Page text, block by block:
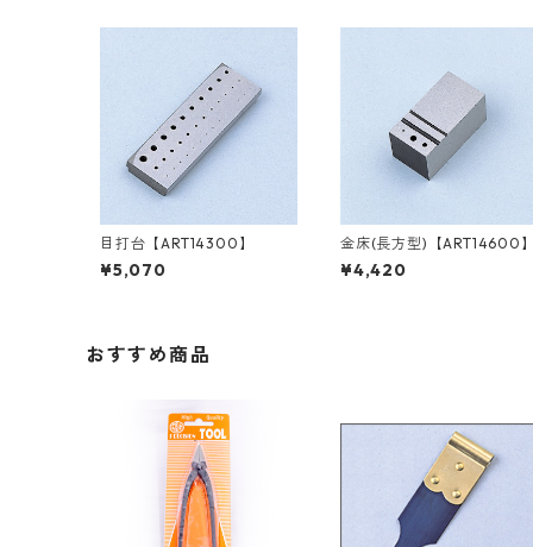
目打台【ART14300】
¥5,070
金床(長方型)【ART14600
¥4,420
おすすめ商品